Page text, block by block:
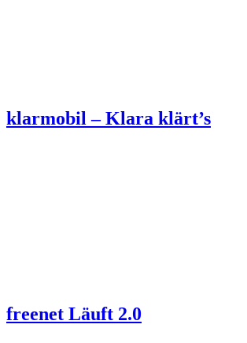
klarmobil – Klara klärt’s
freenet Läuft 2.0